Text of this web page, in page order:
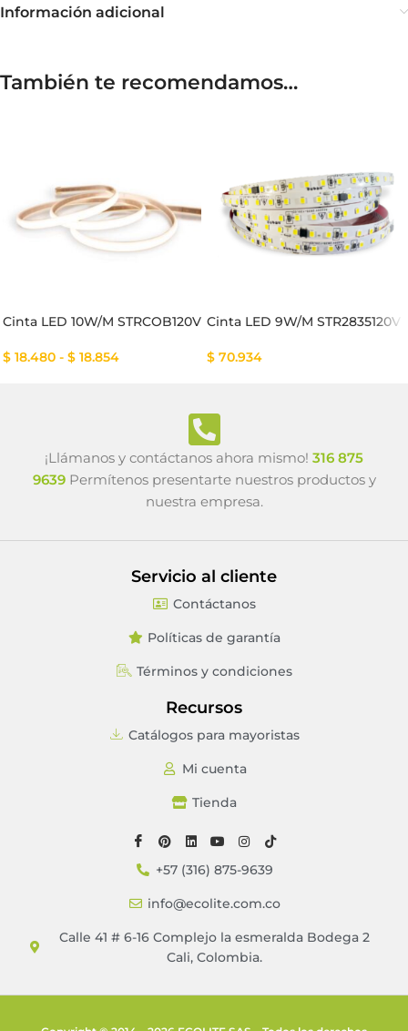
Información adicional
También te recomendamos…
Cinta LED 10W/M STRCOB120V
$ 18.480 - $ 18.854
Cinta LED 9W/M STR2835120V
$ 70.934
¡Llámanos y contáctanos ahora mismo! 316 875
9639Permítenos presentarte nuestros productos y
nuestra empresa.
Servicio al cliente
Contáctanos
Políticas de garantía
Términos y condiciones
Recursos
Catálogos para mayoristas
Mi cuenta
Tienda
+57 (316) 875-9639
info@ecolite.com.co
Calle 41 # 6-16 Complejo la esmeralda Bodega 2
Cali, Colombia.